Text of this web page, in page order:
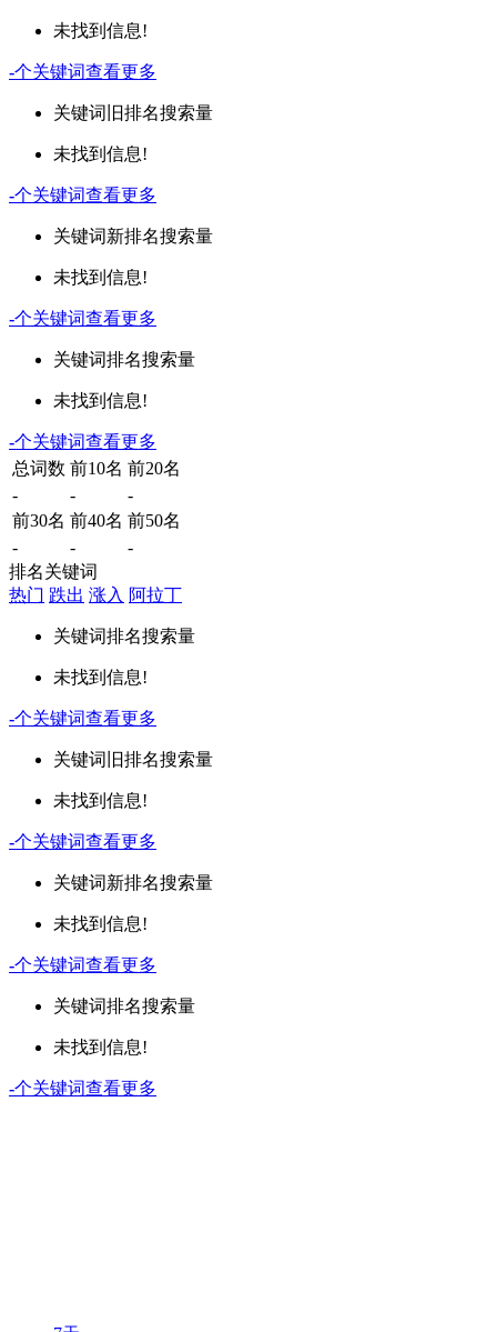
未找到信息!
-个关键词查看更多
关键词 旧排名搜索量
未找到信息!
-个关键词查看更多
关键词新排名搜索量
未找到信息!
-个关键词查看更多
关键词排名搜索量
未找到信息!
-个关键词查看更多
总词数 前10名 前20名
-
-
-
前30名 前40名 前50名
-
-
-
排名关键词
热门 跌出 涨入 阿拉丁
关键词排名搜索量
未找到信息!
-个关键词查看更多
关键词 旧排名搜索量
未找到信息!
-个关键词查看更多
关键词新排名搜索量
未找到信息!
-个关键词查看更多
关键词排名搜索量
未找到信息!
-个关键词查看更多